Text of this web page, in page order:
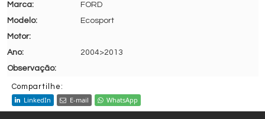
FORD
Ecosport
2004>2013
Compartilhe:
LinkedIn E-mail WhatsApp